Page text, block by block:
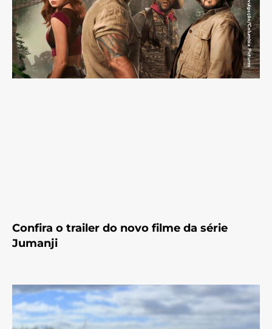
Confira o trailer do novo filme da série
Jumanji